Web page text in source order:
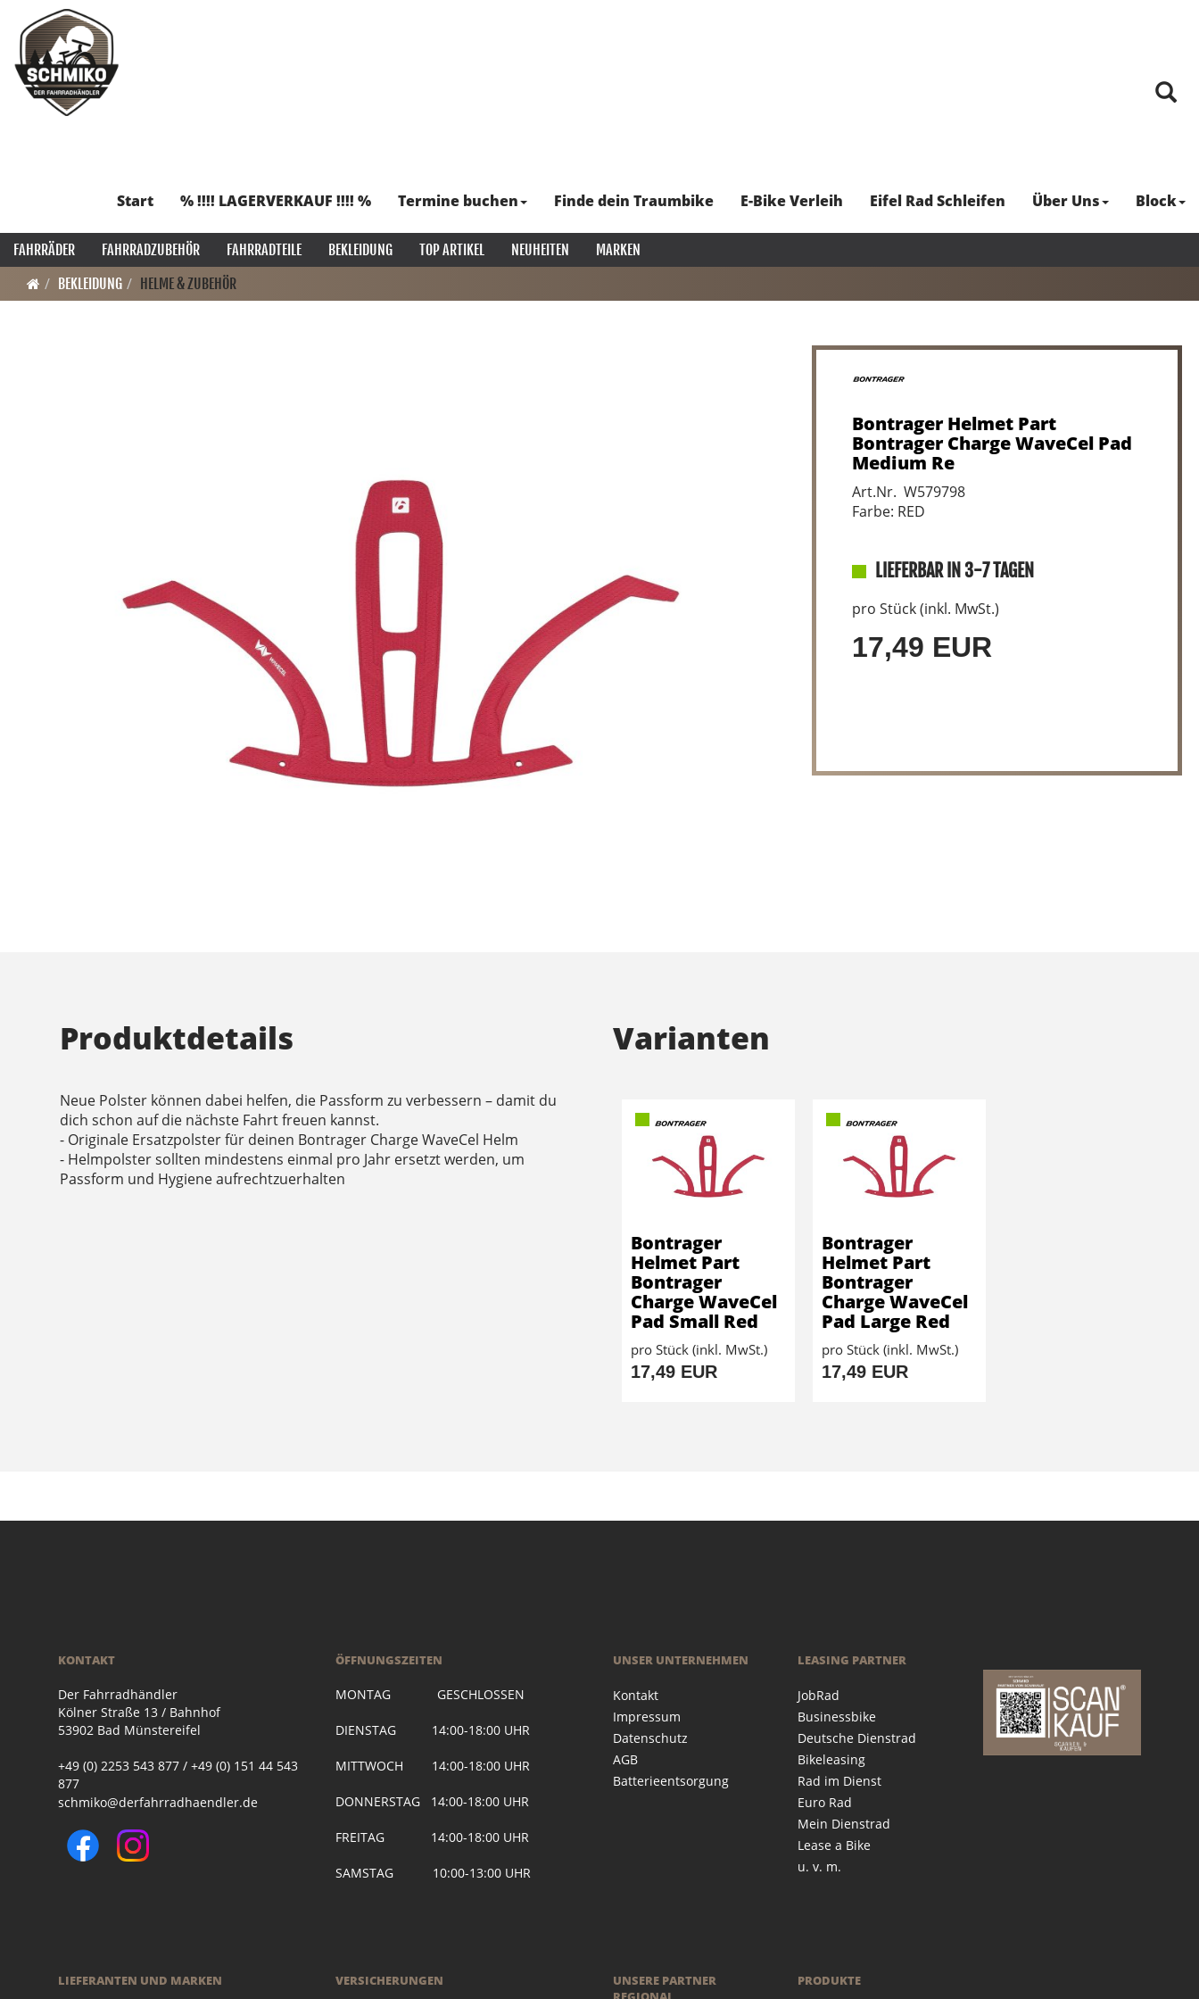
Start % !!!! LAGERVERKAUF !!!! % Termine buchen Finde dein Traumbike E-Bike Verleih Eifel Rad Schleifen Über Uns Block
FAHRRÄDER FAHRRADZUBEHÖR FAHRRADTEILE BEKLEIDUNG TOP ARTIKEL NEUHEITEN
MARKEN
BEKLEIDUNG
HELME & ZUBEHÖR
Bontrager Helmet Part
Bontrager Charge WaveCel Pad
Medium Re
Art.Nr. W579798
Farbe: RED
LIEFERBAR IN 3-7 TAGEN
pro Stück (inkl. MwSt.)
17,49 EUR
Produktdetails
Neue Polster können dabei helfen, die Passform zu verbessern – damit du
dich schon auf die nächste Fahrt freuen kannst.
- Originale Ersatzpolster für deinen Bontrager Charge WaveCel Helm
- Helmpolster sollten mindestens einmal pro Jahr ersetzt werden, um
Passform und Hygiene aufrechtzuerhalten
Varianten
Bontrager
Helmet Part
Bontrager
Charge WaveCel
Pad Small Red
pro Stück (inkl. MwSt.)
17,49 EUR
Bontrager
Helmet Part
Bontrager
Charge WaveCel
Pad Large Red
pro Stück (inkl. MwSt.)
17,49 EUR
KONTAKT
Der Fahrradhändler
Kölner Straße 13 / Bahnhof
53902 Bad Münstereifel
+49 (0) 2253 543 877 / +49 (0) 151 44 543
877
schmiko@derfahrradhaendler.de
ÖFFNUNGSZEITEN
MONTAG GESCHLOSSEN
DIENSTAG 14:00-18:00 UHR
MITTWOCH 14:00-18:00 UHR
DONNERSTAG 14:00-18:00 UHR
FREITAG 14:00-18:00 UHR
SAMSTAG 10:00-13:00 UHR
UNSER UNTERNEHMEN
Kontakt
Impressum
Datenschutz
AGB
Batterieentsorgung
LEASING PARTNER
JobRad
Businessbike
Deutsche Dienstrad
Bikeleasing
Rad im Dienst
Euro Rad
Mein Dienstrad
Lease a Bike
u. v. m.
LIEFERANTEN UND MARKEN VERSICHERUNGEN
UNSERE PARTNER
PRODUKTE